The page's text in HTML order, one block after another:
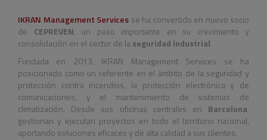
IKRAN Management Services se ha convertido en nuevo socio
de CEPREVEN, un paso importante en su crecimiento y
consolidación en el sector de laseguridad industrial.
Fundada en 2013, IKRAN Management Services se ha
posicionado como un referente en el ámbito de la seguridad y
protección contra incendios, la protección electrónica y de
comunicaciones, y el mantenimiento de sistemas de
climatización. Desde sus oficinas centrales en Barcelona,
gestionan y ejecutan proyectos en todo el territorio nacional,
aportando soluciones eficaces y de alta calidad a sus clientes.